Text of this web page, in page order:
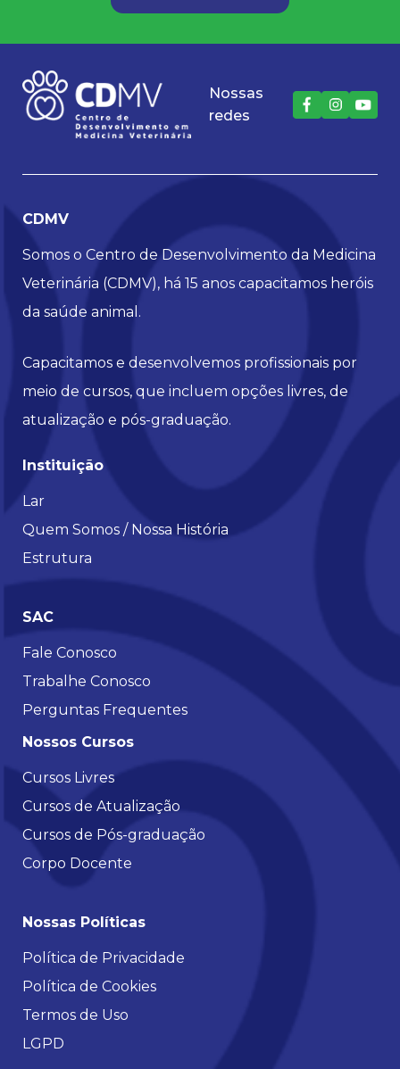
Nossas
redes
CDMV
Somos o Centro de Desenvolvimento da Medicina
Veterinária (CDMV), há 15 anos capacitamos heróis
da saúde animal.
Capacitamos e desenvolvemos profissionais por
meio de cursos, que incluem opções livres, de
atualização e pós-graduação.
Instituição
Lar
Quem Somos / Nossa História
Estrutura
SAC
Fale Conosco
Trabalhe Conosco
Perguntas Frequentes
Nossos Cursos
Cursos Livres
Cursos de Atualização
Cursos de Pós-graduação
Corpo Docente
Nossas Políticas
Política de Privacidade
Política de Cookies
Termos de Uso
LGPD